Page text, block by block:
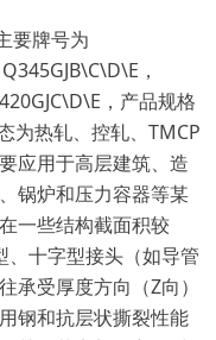
要牌号为
，
，产品规格
为热轧、控轧、TMCP
应用于高层建筑、造
锅炉和压力容器等某
一些结构截面积较
、十字型接头（如导管
承受厚度方向（Z向）
钢和抗层状撕裂性能